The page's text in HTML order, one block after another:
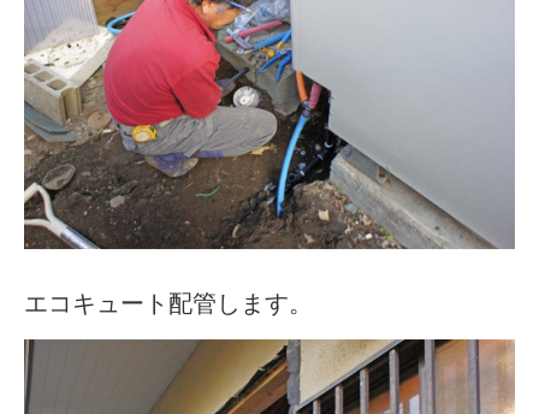
エコキュート配管します。